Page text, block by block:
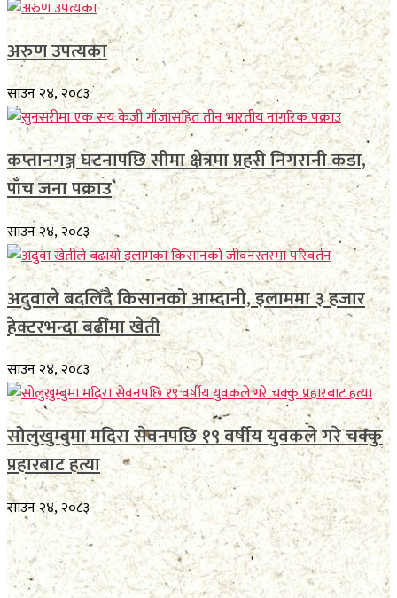
अरुण उपत्यका
साउन २४, २०८३
कप्तानगञ्ज घटनापछि सीमा क्षेत्रमा प्रहरी निगरानी कडा,
पाँच जना पक्राउ
साउन २४, २०८३
अदुवाले बदलिँदै किसानको आम्दानी, इलाममा ३ हजार
हेक्टरभन्दा बढीमा खेती
साउन २४, २०८३
सोलुखुम्बुमा मदिरा सेवनपछि १९ वर्षीय युवकले गरे चक्कु
प्रहारबाट हत्या
साउन २४, २०८३